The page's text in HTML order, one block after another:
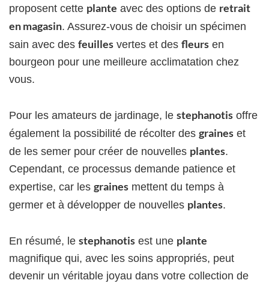
proposent cette plante avec des options de retrait
en magasin. Assurez-vous de choisir un spécimen
sain avec des feuilles vertes et des fleurs en
bourgeon pour une meilleure acclimatation chez
vous.
Pour les amateurs de jardinage, le stephanotis offre
également la possibilité de récolter des graines et
de les semer pour créer de nouvelles plantes.
Cependant, ce processus demande patience et
expertise, car les graines mettent du temps à
germer et à développer de nouvelles plantes.
En résumé, le stephanotis est une plante
magnifique qui, avec les soins appropriés, peut
devenir un véritable joyau dans votre collection de